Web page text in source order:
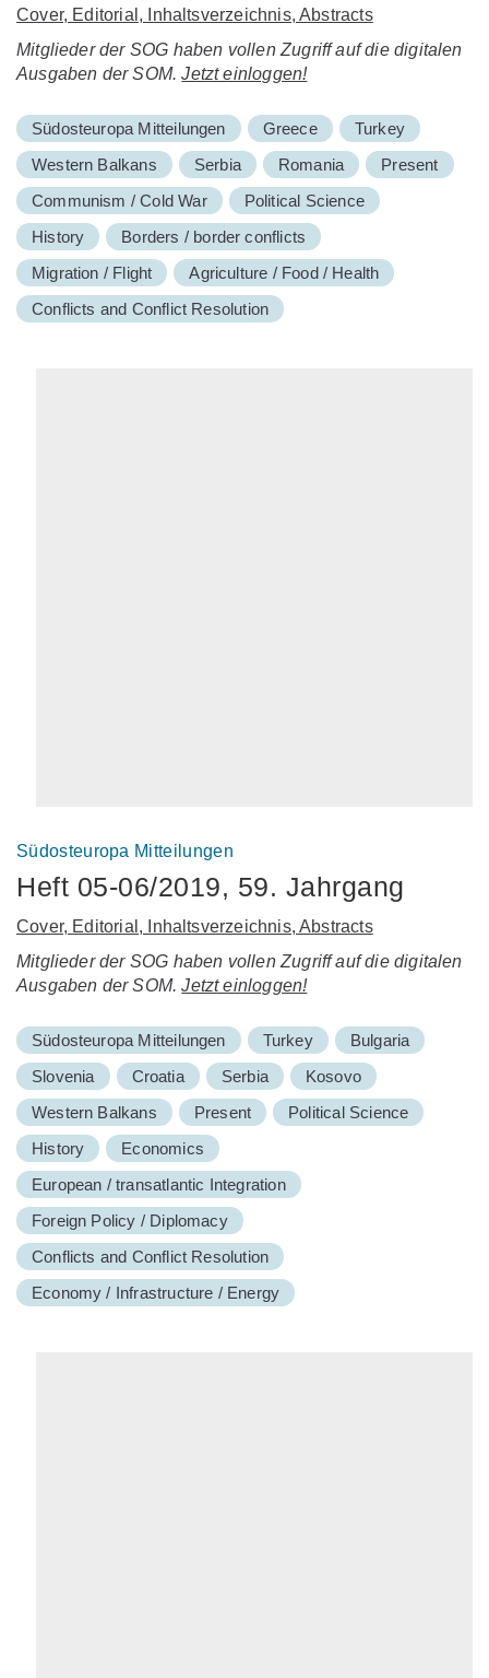
Cover, Editorial, Inhaltsverzeichnis, Abstracts
Mitglieder der SOG haben vollen Zugriff auf die digitalen
Ausgaben der SOM.Jetzt einloggen!
Südosteuropa Mitteilungen Greece
Turkey
Western Balkans
Serbia Romania
Present
Communism / Cold War
Political Science
History
Borders / border conflicts
Migration / Flight
Agriculture / Food / Health
Conflicts and Conflict Resolution
Südosteuropa Mitteilungen
Heft 05-06/2019, 59. Jahrgang
Cover, Editorial, Inhaltsverzeichnis, Abstracts
Mitglieder der SOG haben vollen Zugriff auf die digitalen
Ausgaben der SOM.Jetzt einloggen!
Südosteuropa Mitteilungen Turkey
Bulgaria
Slovenia
Croatia Serbia
Kosovo
Western Balkans
Present
Political Science
History
Economics
European / transatlantic Integration
Foreign Policy / Diplomacy
Conflicts and Conflict Resolution
Economy / Infrastructure / Energy